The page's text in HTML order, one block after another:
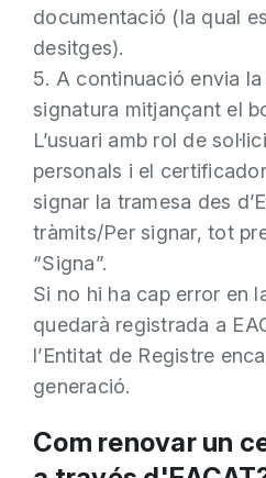
documentació (la qual
desitges).
5. A continuació envia la
signatura mitjançant el
L’usuari amb rol de
personals i el
signar la tramesa des
tràmits/Per signar, tot
“Signa”.
Si no hi ha cap error en
quedarà registrada a
l’Entitat de Registre
generació.
Com renovar un